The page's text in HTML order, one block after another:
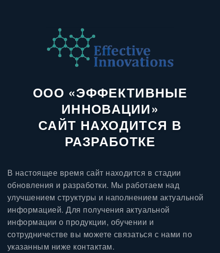
ООО «ЭФФЕКТИВНЫЕ
ИННОВАЦИИ»
САЙТ НАХОДИТСЯ В
РАЗРАБОТКЕ
В настоящее время сайт находится в стадии
обновления и разработки. Мы работаем над
улучшением структуры и наполнением актуальной
информацией. Для получения актуальной
информации о продукции, обучении и
сотрудничестве вы можете связаться с нами по
указанным ниже контактам.